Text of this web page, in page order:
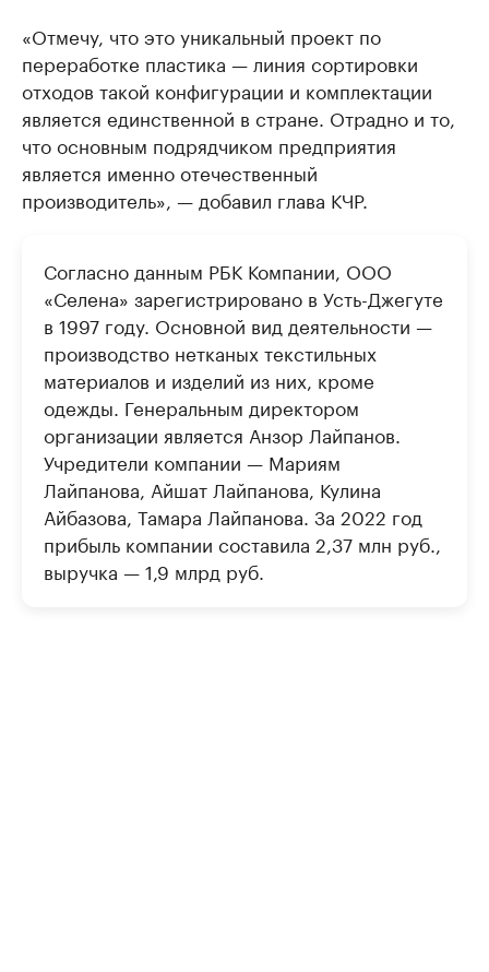
«Отмечу, что это уникальный проект по
переработке пластика — линия сортировки
отходов такой конфигурации и комплектации
является единственной в стране. Отрадно и то,
что основным подрядчиком предприятия
является именно отечественный
производитель», — добавил глава КЧР.
Согласно данным РБК Компании, ООО
«Селена» зарегистрировано в Усть-Джегуте
в 1997 году. Основной вид деятельности —
производство нетканых текстильных
материалов и изделий из них, кроме
одежды. Генеральным директором
организации является Анзор Лайпанов.
Учредители компании — Мариям
Лайпанова, Айшат Лайпанова, Кулина
Айбазова, Тамара Лайпанова. За 2022 год
прибыль компании составила 2,37 млн руб.,
выручка — 1,9 млрд руб.